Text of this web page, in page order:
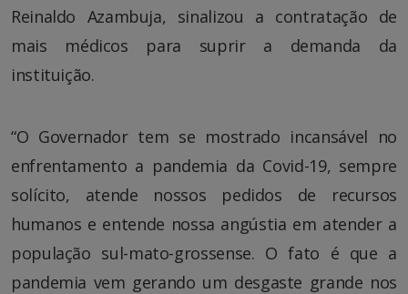
Reinaldo Azambuja, sinalizou a contratação de
mais médicos para suprir a demanda da
instituição.
“O Governador tem se mostrado incansável no
enfrentamento a pandemia da Covid-19, sempre
solícito, atende nossos pedidos de recursos
humanos e entende nossa angústia em atender a
população sul-mato-grossense. O fato é que a
pandemia vem gerando um desgaste grande nos